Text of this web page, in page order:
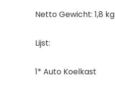
Netto Gewicht: 1,8 kg
Lijst:
1* Auto Koelkast